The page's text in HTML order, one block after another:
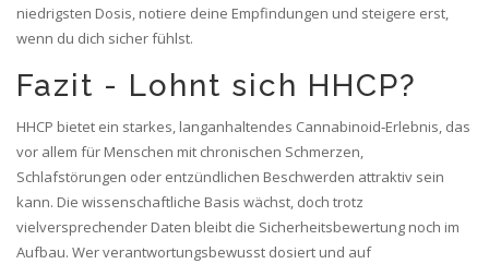
niedrigsten Dosis, notiere deine Empfindungen und steigere erst,
wenn du dich sicher fühlst.
Fazit - Lohnt sich HHCP?
HHCP bietet ein starkes, langanhaltendes Cannabinoid‑Erlebnis, das
vor allem für Menschen mit chronischen Schmerzen,
Schlafstörungen oder entzündlichen Beschwerden attraktiv sein
kann. Die wissenschaftliche Basis wächst, doch trotz
vielversprechender Daten bleibt die Sicherheitsbewertung noch im
Aufbau. Wer verantwortungsbewusst dosiert und auf